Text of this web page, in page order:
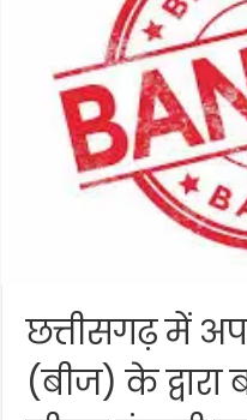
छत्तीसगढ़ में
(बीज) के द्वारा